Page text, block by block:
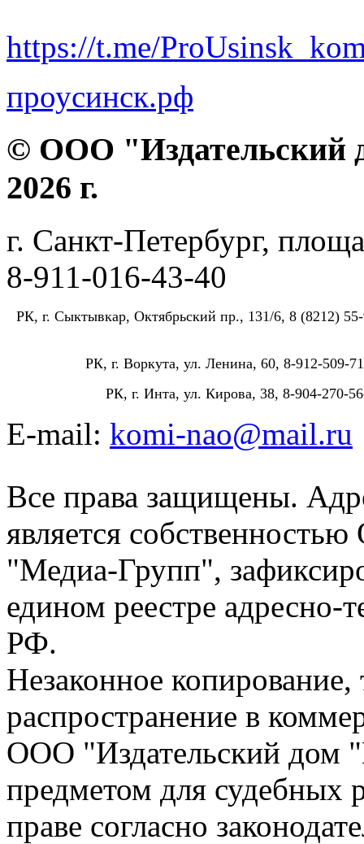
https://t.me/
проусинск.рф
© ООО "Издательский
2026 г.
г. Санкт-Петербург,
8-911-016-43-40
РК, г. Сыктывкар, Октябрьский пр., 131/6, 8 (8212)
РК, г. Воркута, ул. Ленина, 60, 8-912-509-
РК, г. Инта, ул. Кирова, 38, 8-904-270-
E-mail: komi-nao@mail.ru
Все права защищены.
является
"Медиа-Групп",
едином реестре адресно-
РФ.
Незаконное
распространение в
ООО "Издательский дом
предметом для судебных
праве согласно